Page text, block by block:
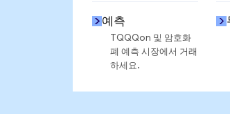
예측
TQQQon 및 암호화
폐 예측 시장에서 거래
하세요.